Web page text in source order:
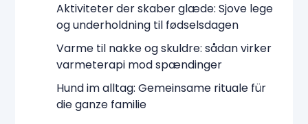
Aktiviteter der skaber glæde: Sjove lege
og underholdning til fødselsdagen
Varme til nakke og skuldre: sådan virker
varmeterapi mod spændinger
Hund im alltag: Gemeinsame rituale für
die ganze familie